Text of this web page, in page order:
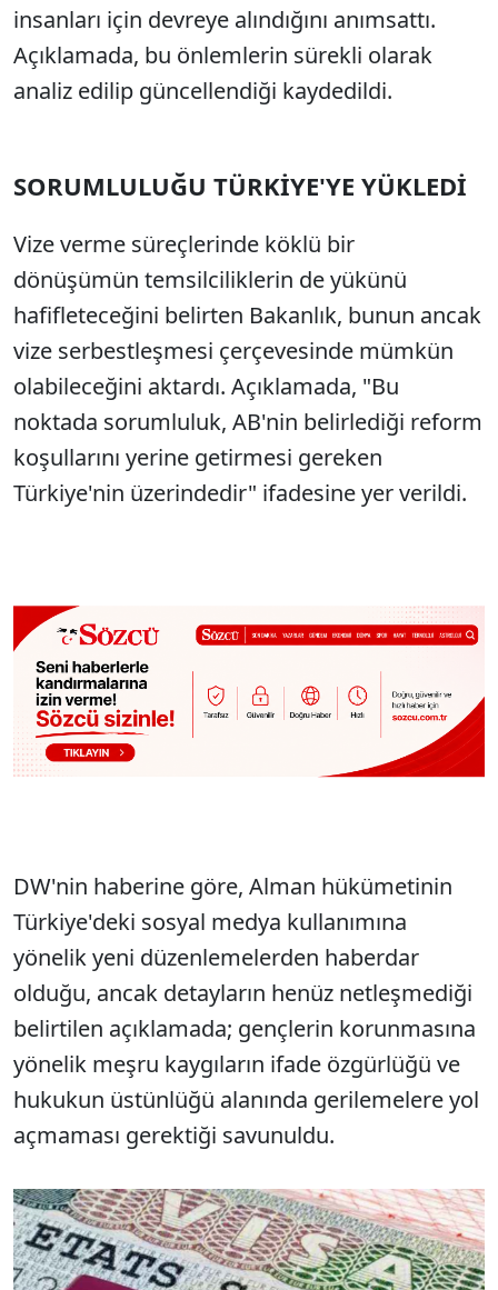
insanları için devreye alındığını anımsattı.
Açıklamada, bu önlemlerin sürekli olarak
analiz edilip güncellendiği kaydedildi.
SORUMLULUĞU TÜRKİYE'YE YÜKLEDİ
Vize verme süreçlerinde köklü bir
dönüşümün temsilciliklerin de yükünü
hafifleteceğini belirten Bakanlık, bunun ancak
vize serbestleşmesi çerçevesinde mümkün
olabileceğini aktardı. Açıklamada, "Bu
noktada sorumluluk, AB'nin belirlediği reform
koşullarını yerine getirmesi gereken
Türkiye'nin üzerindedir" ifadesine yer verildi.
DW'nin haberine göre, Alman hükümetinin
Türkiye'deki sosyal medya kullanımına
yönelik yeni düzenlemelerden haberdar
olduğu, ancak detayların henüz netleşmediği
belirtilen açıklamada; gençlerin korunmasına
yönelik meşru kaygıların ifade özgürlüğü ve
hukukun üstünlüğü alanında gerilemelere yol
açmaması gerektiği savunuldu.